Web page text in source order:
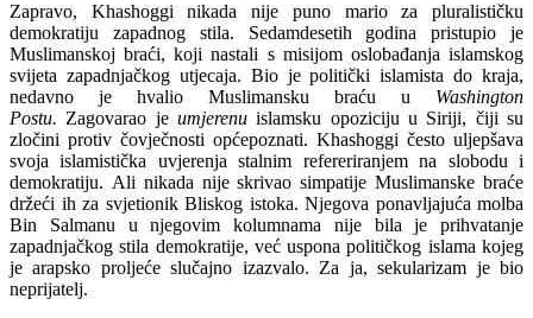
Zapravo, Khashoggi nikada nije puno mario za pluralističku
demokratiju zapadnog stila. Sedamdesetih godina pristupio je
Muslimanskoj braći, koji nastali s misijom oslobađanja islamskog
svijeta zapadnjačkog utjecaja. Bio je politički islamista do kraja,
nedavno je hvalio Muslimansku braću u Washington
Postu. Zagovarao je umjerenu islamsku opoziciju u Siriji, čiji su
zločini protiv čovječnosti općepoznati. Khashoggi često uljepšava
svoja islamistička uvjerenja stalnim refereriranjem na slobodu i
demokratiju. Ali nikada nije skrivao simpatije Muslimanske braće
držeći ih za svjetionik Bliskog istoka. Njegova ponavljajuća molba
Bin Salmanu u njegovim kolumnama nije bila je prihvatanje
zapadnjačkog stila demokratije, već uspona političkog islama kojeg
je arapsko proljeće slučajno izazvalo. Za ja, sekularizam je bio
neprijatelj.